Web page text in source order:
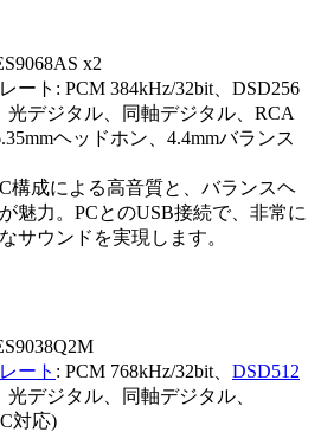
x2
ート: PCM 384kHz/32bit、DSD256
光デジタル、同軸デジタル、RCA
ヘッドホン、4.4mmバランス
構成による高音質と、バランスヘ
魅力。PCとのUSB接続で、非常に
サウンドを実現します。
ート : PCM 768kHz/32bit、 DSD512
光デジタル、同軸デジタル、
対応)